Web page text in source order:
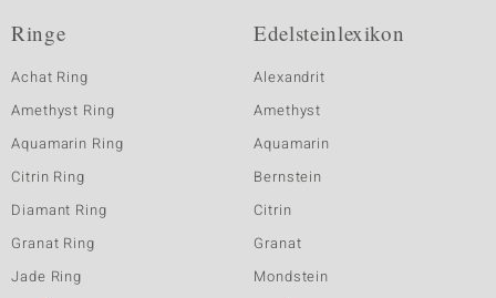
Ringe
Achat Ring
Amethyst Ring
Aquamarin Ring
Citrin Ring
Diamant Ring
Granat Ring
Jade Ring
Edelsteinlexikon
Alexandrit
Amethyst
Aquamarin
Bernstein
Citrin
Granat
Mondstein